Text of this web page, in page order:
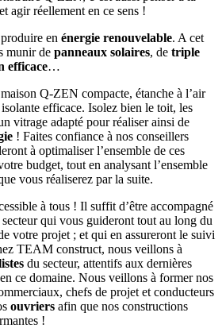
et agir réellement en ce sens !
en énergie renouvelable. A cet
munir de panneaux solaires, de triple
efficace…
Q-ZEN compacte, étanche à l’air
efficace. Isolez bien le toit, les
vitrage adapté pour réaliser ainsi de
! Faites confiance à nos conseillers
à optimaliser l’ensemble de ces
budget, tout en analysant l’ensemble
vous réaliserez par la suite.
à tous ! Il suffit d’être accompagné
qui vous guideront tout au long du
votre projet ; et qui en assureront le suivi
TEAM construct, nous veillons à
du secteur, attentifs aux dernières
ce domaine. Nous veillons à former nos
chefs de projet et conducteurs
ouvriers afin que nos constructions
!